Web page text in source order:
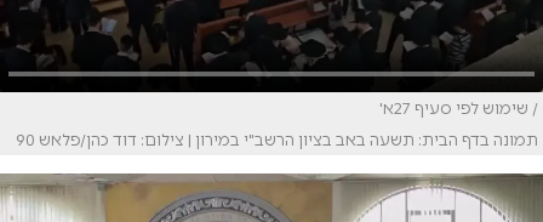
/ שימוש לפי סעיף 27א'
תמונה בדף הבית: תשעה באב בציון הרשב"י במירון | צילום: דוד כהן/פלאש 90